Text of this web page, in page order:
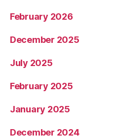
February 2026
December 2025
July 2025
February 2025
January 2025
December 2024